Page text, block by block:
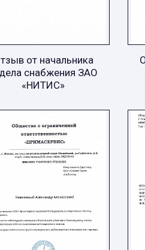
от начальника
снабжения ЗАО
«НИТИС»